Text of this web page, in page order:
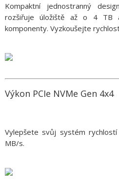
Kompaktní jednostranný
rozšiřuje úložiště až o 4
komponenty. Vyzkoušejte
Výkon PCIe NVMe Gen 4x4
Vylepšete svůj systém
MB/s.